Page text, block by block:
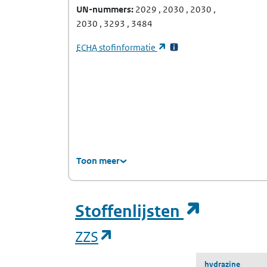
UN-nummers 2029 2030
2030
2030
3293 3484
ECHA(Europees Agentschap voor chemische
stofinformatie (opent in een nieuw
Toon meer
Stoffenlijsten
ZZS
hydrazine